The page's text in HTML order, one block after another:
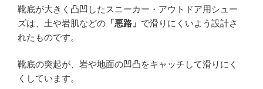
靴底が大きく凸凹したスニーカー・アウトドア用シュー
ズは、土や岩肌などの 「悪路」 で滑りにくいよう設計さ
れたものです。
靴底の突起が、岩や地面の凹凸をキャッチして滑りにく
くしています。